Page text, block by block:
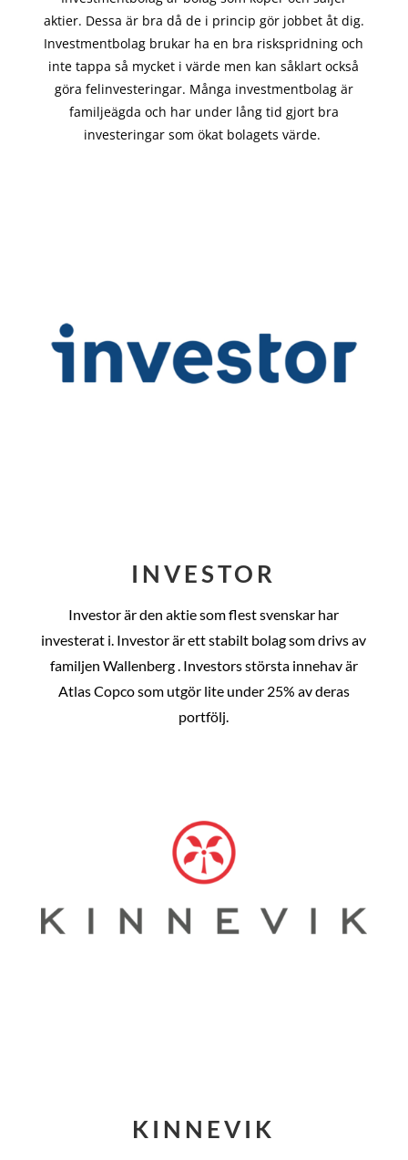
aktier. Dessa är bra då de i princip görjobbet åt dig.
Investmentbolag brukar ha en bra riskspridning och
inte tappa så mycket i värde men kan såklart också
göra felinvesteringar. Många investmentbolag är
familjeägda och har under lång tid gjort bra
investeringar som ökat bolagets värde.
INVESTOR
Investor är den aktie som flest svenskar har
investerat i. Investor är ett stabilt bolag som drivs av
familjen Wallenberg . Investors största innehav är
Atlas Copco som utgör lite under 25% av deras
portfölj.
KINNEVIK